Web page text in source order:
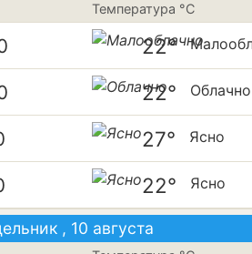
Температура °C
22°
22° Облачно
27° Ясно
22° Ясно
, 10 августа